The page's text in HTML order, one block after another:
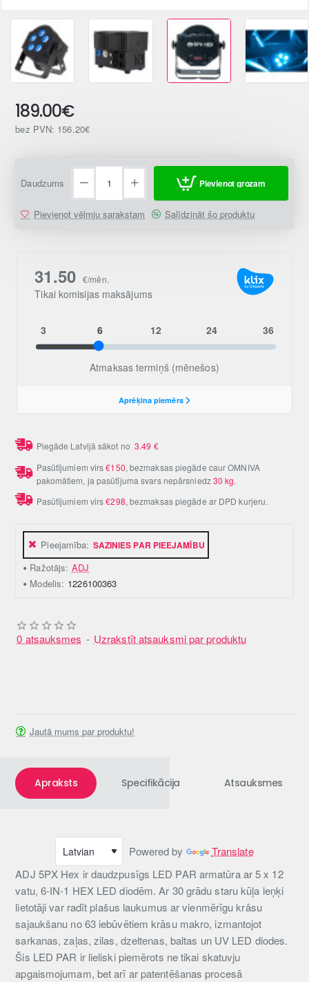
Pieejamība: SAZINIES PAR PIEEJAMĪBU
Ražotājs: ADJ
Modelis: 1226100363
0 atsauksmes - Uzrakstīt atsauksmi par produktu
189.00€
bez PVN: 156.20€
Daudzums Pievienot grozam
Pievienot vēlmju sarakstam Salīdzināt šo produktu
Piegāde Latvijā sākot no3.49 €
Pasūtījumiem virs€150, bezmaksas piegāde caur OMNIVA
pakomātiem, ja pasūtījuma svars nepārsniedz30 kg.
Pasūtījumiem virs€298, bezmaksas piegāde ar DPD kurjeru.
Jautā mums par produktu!
Apraksts Specifikācija Atsauksmes
Powered by
Translate
ADJ 5PX Hex ir daudzpusīgs LED PAR armatūra ar 5 x 12
vatu, 6-IN-1 HEX LED diodēm. Ar 30 grādu staru kūļa leņķi
lietotāji var radīt plašus laukumus ar vienmērīgu krāsu
sajaukšanu no 63 iebūvētiem krāsu makro, izmantojot
sarkanas, zaļas, zilas, dzeltenas, baltas un UV LED diodes.
Šis LED PAR ir lieliski piemērots ne tikai skatuvju
apgaismojumam, bet arī ar patentēšanas procesā